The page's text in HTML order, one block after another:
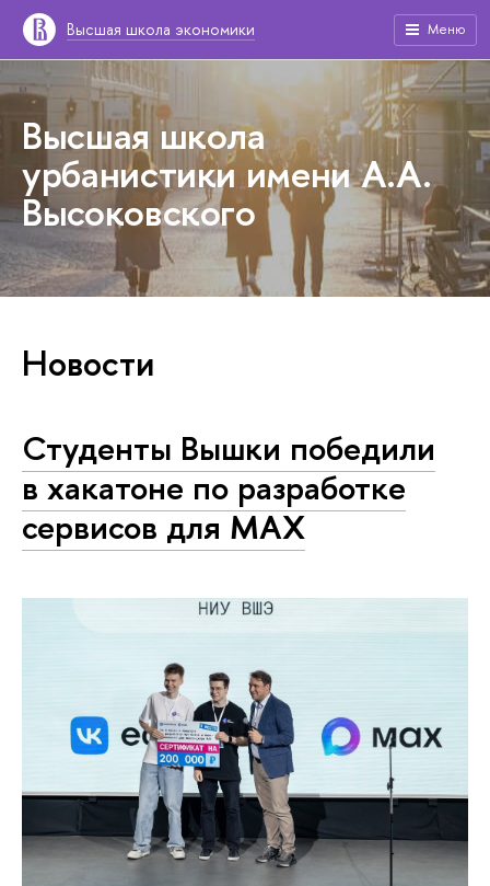
Высшая школа экономики Меню
Высшая школа
урбанистики имени А.А.
Высоковского
Новости
Студенты Вышки победили
в хакатоне по разработке
сервисов для MAX